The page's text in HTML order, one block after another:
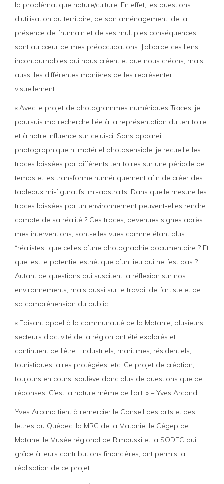
la problématique nature/culture. En effet, les questions
d’utilisation du territoire, de son aménagement, de la
présence de l’humain et de ses multiples conséquences
sont au cœur de mes préoccupations. J’aborde ces liens
incontournables qui nous créent et que nous créons, mais
aussi les différentes manières de les représenter
visuellement.
« Avec le projet de photogrammes numériques Traces, je
poursuis ma recherche liée à la représentation du territoire
et à notre influence sur celui-ci. Sans appareil
photographique ni matériel photosensible, je recueille les
traces laissées par différents territoires sur une période de
temps et les transforme numériquement afin de créer des
tableaux mi-figuratifs, mi-abstraits. Dans quelle mesure les
traces laissées par un environnement peuvent-elles rendre
compte de sa réalité ? Ces traces, devenues signes après
mes interventions, sont-elles vues comme étant plus
“réalistes” que celles d’une photographie documentaire ? Et
quel est le potentiel esthétique d’un lieu qui ne l’est pas ?
Autant de questions qui suscitent la réflexion sur nos
environnements, mais aussi sur le travail de l’artiste et de
sa compréhension du public.
« Faisant appel à la communauté de la Matanie, plusieurs
secteurs d’activité de la région ont été explorés et
continuent de l’être : industriels, maritimes, résidentiels,
touristiques, aires protégées, etc. Ce projet de création,
toujours en cours, soulève donc plus de questions que de
réponses. C’est la nature même de l’art. » – Yves Arcand
Yves Arcand tient à remercier le Conseil des arts et des
lettres du Québec, la MRC de la Matanie, le Cégep de
Matane, le Musée régional de Rimouski et la SODEC qui,
grâce à leurs contributions financières, ont permis la
réalisation de ce projet.